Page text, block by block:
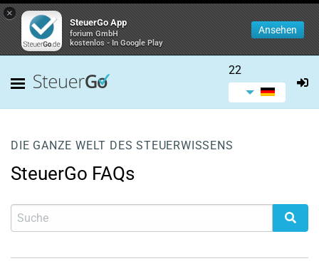
×
SteuerGo App
forium GmbH
kostenlos - In Google Play
Ansehen
22
DIE GANZE WELT DES STEUERWISSENS
SteuerGo FAQs